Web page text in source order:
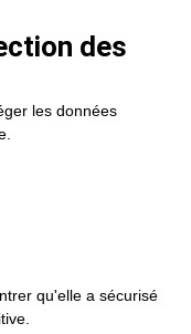
des
les données
qu'elle a sécurisé